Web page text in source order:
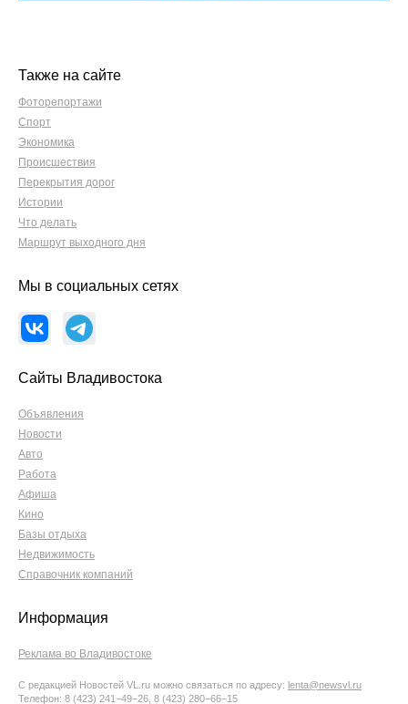
Также на сайте
Фоторепортажи
Спорт
Экономика
Происшествия
Перекрытия дорог
Истории
Что делать
Маршрут выходного дня
Мы в социальных сетях
Сайты Владивостока
Объявления
Новости
Авто
Работа
Афиша
Кино
Базы отдыха
Недвижимость
Справочник компаний
Информация
Реклама во Владивостоке
С редакцией Новостей VL.ru можно связаться по адресу: lenta@newsvl.ru
Телефон: 8 (423) 241−49−26, 8 (423) 280−66−15